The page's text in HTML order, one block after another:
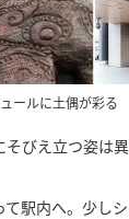
ールに土偶が彩る
そびえ立つ姿は
駅内へ。少し